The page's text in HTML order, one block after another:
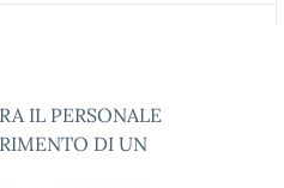
IL PERSONALE
DI UN